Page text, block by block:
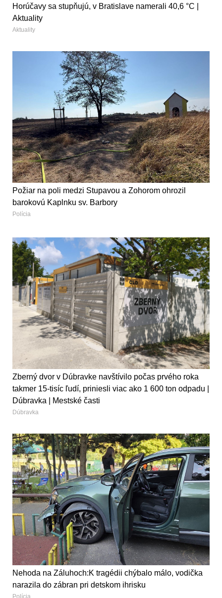
Horúčavy sa stupňujú, v Bratislave namerali 40,6 °C |
Aktuality
Aktuality
Požiar na poli medzi Stupavou a Zohorom ohrozil
barokovú Kaplnku sv. Barbory
Polícia
Zberný dvor v Dúbravke navštívilo počas prvého roka
takmer 15-tisíc ľudí, priniesli viac ako 1 600 ton odpadu |
Dúbravka | Mestské časti
Dúbravka
Nehoda na Záluhoch:K tragédii chýbalo málo, vodička
narazila do zábran pri detskom ihrisku
Polícia